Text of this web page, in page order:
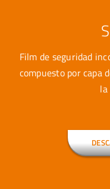
Film de seguridad
compuesto por capa